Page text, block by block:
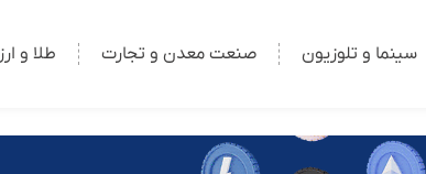
سینما و تلوزیون صنعت معدن و تجارت طلا و ارز